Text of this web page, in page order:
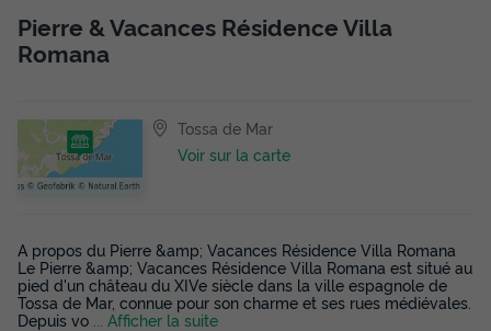
Pierre & Vacances Résidence Villa
Romana
Tossa de Mar
Voir sur la carte
A propos du Pierre &amp; Vacances Résidence Villa Romana
Le Pierre &amp; Vacances Résidence Villa Romana est situé au
pied d'un château du XIVe siècle dans la ville espagnole de
Tossa de Mar, connue pour son charme et ses rues médiévales.
Depuis vo
... Afficher la suite